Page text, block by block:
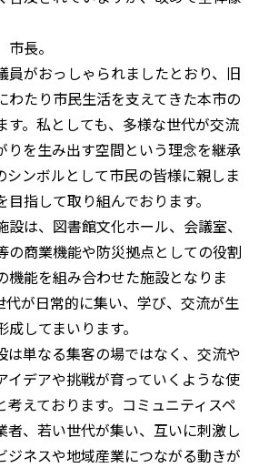
長。
おっしゃられましたとおり、旧
わたり市民生活を支えてきた本市の
す。私としても、多様な世代が交流
りを生み出す空間という理念を継承
シンボルとして市民の皆様に親しま
指して取り組んでおります。
は、図書館文化ホール、会議室、
の商業機能や防災拠点としての役割
機能を組み合わせた施設となりま
代が日常的に集い、学び、交流が生
してまいります。
単なる集客の場ではなく、交流や
イデアや挑戦が育っていくような使
考えております。コミュニティスペ
者、若い世代が集い、互いに刺激し
ジネスや地域産業につながる動きが